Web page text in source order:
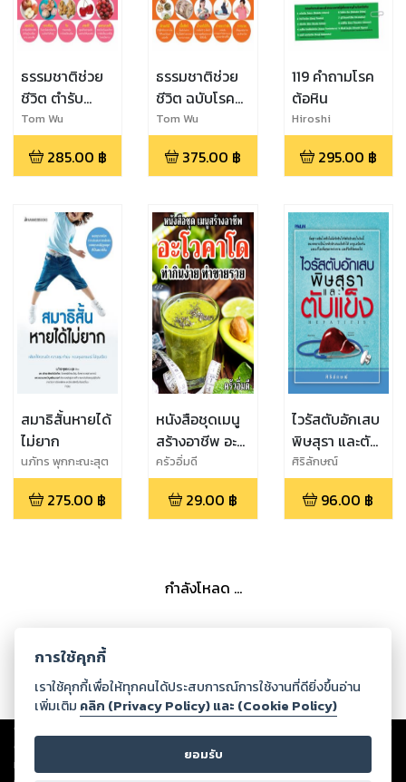
ธรรมชาติช่วย
ชีวิต ตำรับ
สุขภาพดี (eb)
Tom Wu
285.00 ฿
ธรรมชาติช่วย
ชีวิต ฉบับโรค
ภัยหายได้จริง
(eb)
Tom Wu
375.00 ฿
119 คำถามโรค
ต้อหิน
Hiroshi
Ohguro,Yasuhiro,
Shinmei,Rui
Hiramatsu,Daisu
295.00 ฿
สมาธิสั้นหายได้
ไม่ยาก
นภัทร พุกกะณะสุต
275.00 ฿
หนังสือชุดเมนู
สร้างอาชีพ อะโว
คาโด ทำกินง่าย
ทำขายรวย
ครัวอิ่มดี
29.00 ฿
ไวรัสตับอักเสบ
พิษสุรา และตับ
แข็ง
ศิริลักษณ์
96.00 ฿
กำลังโหลด ...
Copyright ©
ต่อผลงานหรือเนื้อหาใดที่อัปโหลดผ่านเว็บไซต์และปรากฏว่าละเมิดสิทธิใน
ทรัพย์สินทางปัญญาของบุคคลอื่นหรือขัดต่อกฎหมายและศีลธรรม ดังนั้น ผู้อ่าน
การใช้คุกกี้
เราใช้คุกกี้เพื่อให้ทุกคนได้ประสบการณ์การใช้งานที่ดียิ่งขึ้นอ่าน
เพิ่มเติม คลิก (Privacy Policy) และ (Cookie Policy)
ยอมรับ